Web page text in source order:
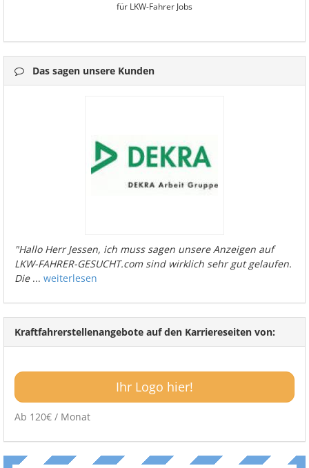
für LKW-Fahrer Jobs
Das sagen unsere Kunden
"Hallo Herr Jessen, ich muss sagen unsere Anzeigen auf
LKW-FAHRER-GESUCHT.com sind wirklich sehr gut gelaufen.
Die... weiterlesen
Kraftfahrerstellenangebote auf den Karriereseiten von:
Ihr Logo hier!
Ab 120€ / Monat